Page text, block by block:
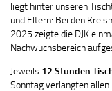
liegt hinter unseren
und Eltern: Bei den
2025 zeigte die DJK
Nachwuchsbereich
Jeweils 12 Stunden
Sonntag verlangten